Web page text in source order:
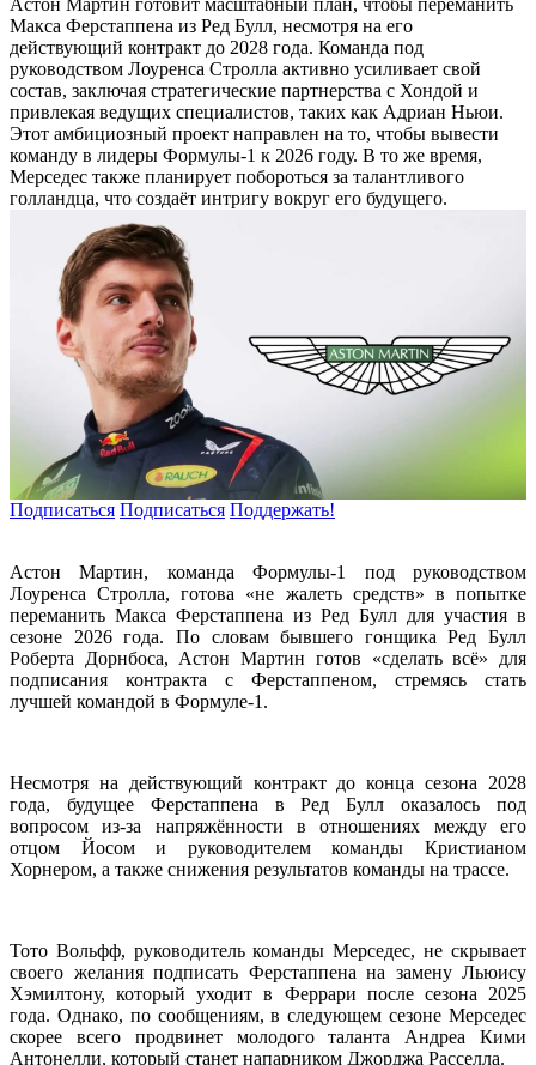
Макса Ферстаппена из Ред Булл, несмотря на его
действующий контракт до 2028 года. Команда под
руководством Лоуренса Стролла активно усиливает свой
состав, заключая стратегические партнерства с Хондой и
привлекая ведущих специалистов, таких как Адриан Ньюи.
Этот амбициозный проект направлен на то, чтобы вывести
команду в лидеры Формулы-1 к 2026 году. В то же время,
Мерседес также планирует побороться за талантливого
голландца, что создаёт интригу вокруг его будущего.
Подписаться Подписаться Поддержать!
Астон Мартин, команда Формулы-1 под руководством
Лоуренса Стролла, готова «не жалеть средств» в попытке
переманить Макса Ферстаппена из Ред Булл для участия в
сезоне 2026 года. По словам бывшего гонщика Ред Булл
Роберта Дорнбоса, Астон Мартин готов «сделать всё» для
подписания контракта с Ферстаппеном, стремясь стать
лучшей командой в Формуле-1.
Несмотря на действующий контракт до конца сезона 2028
года, будущее Ферстаппена в Ред Булл оказалось под
вопросом из-за напряжённости в отношениях между его
отцом Йосом и руководителем команды Кристианом
Хорнером, а также снижения результатов команды на трассе.
Тото Вольфф, руководитель команды Мерседес, не скрывает
своего желания подписать Ферстаппена на замену Льюису
Хэмилтону, который уходит в Феррари после сезона 2025
года. Однако, по сообщениям, в следующем сезоне Мерседес
скорее всего продвинет молодого таланта Андреа Кими
Антонелли, который станет напарником Джорджа Расселла.